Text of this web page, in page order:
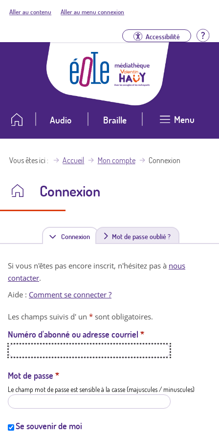
Aller au contenu Aller au menu connexion
Accessibilité
Audio Braille Menu
Vous êtes ici Accueil Mon compte Connexion
Connexion
Connexion(
n
t
a
t
i
Mot de passe oublié ?
Si vous n'êtes pas encore inscrit, n'hésitez pas à nous
contacter.
Aide : Comment se connecter ?
Les champs suivis d' un * sont obligatoires.
Numéro d'abonné ou adresse courriel *
Mot de passe *
Le champ mot de passe est sensible à la casse (majuscules / minuscules)
Se souvenir de moi